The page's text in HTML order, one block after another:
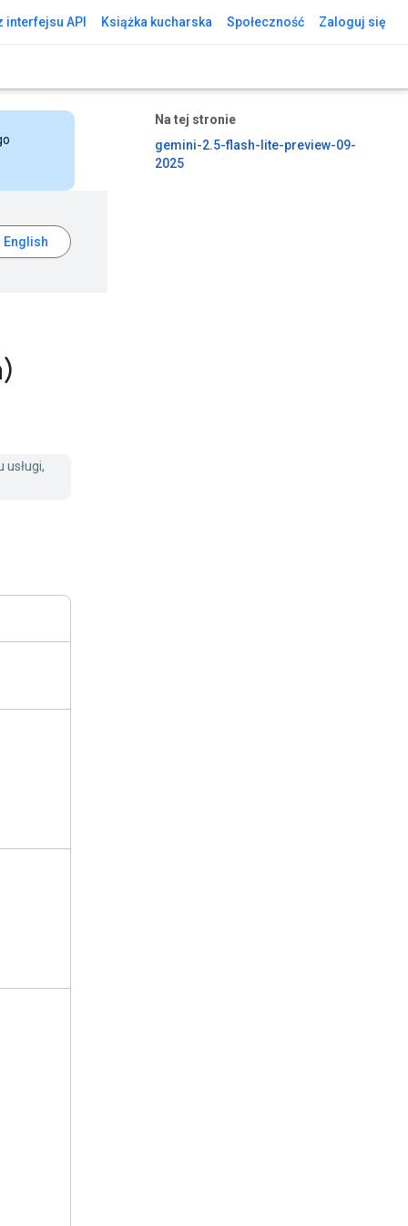
interfejsu API Książka kucharska Społeczność Zaloguj się
Na tej stronie
gemini-2.5-flash-lite-preview-09-
2025
usługi,